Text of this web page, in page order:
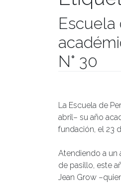
Escuela
N° 30
La Escuela de
abril– su año
fundación, el 23
Atendiendo a un
de pasillo, este
Jean Grow